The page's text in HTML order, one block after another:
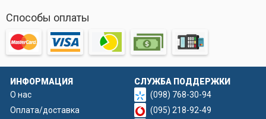
Способы оплаты
ИНФОРМАЦИЯ
О нас
Оплата/доставка
СЛУЖБА ПОДДЕРЖКИ
(098) 768-30-94
(095) 218-92-49